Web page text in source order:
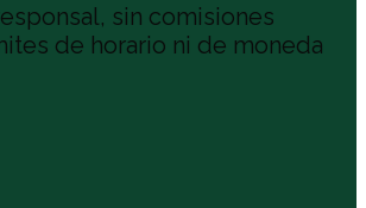
sin comisiones
de horario ni de moneda